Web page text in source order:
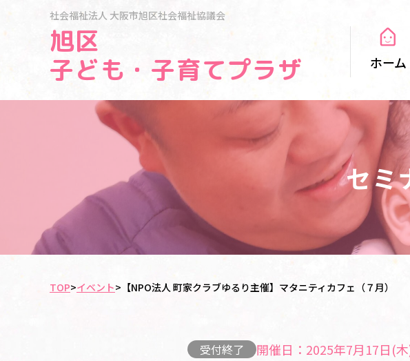
社会福祉法人 大阪市旭区社会福祉協議会
旭区
子ども・子育てプラザ
ホーム
セミ
TOP>イベント> 【NPO法人 町家クラブゆるり主催】マタニティカフェ（７月）
受付終了 開催日：2025年7月17日(